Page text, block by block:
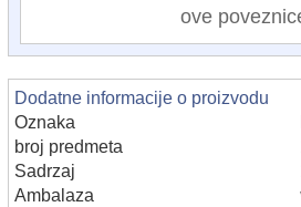
ove
Dodatne informacije o proizvodu
Oznaka
broj predmeta
Sadrzaj
Ambalaza